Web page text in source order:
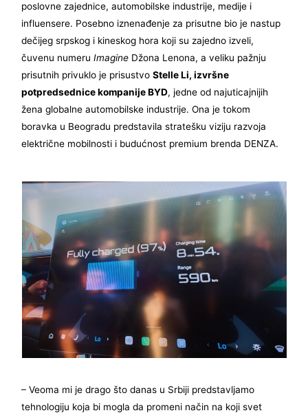
poslovne zajednice, automobilske industrije, medije i
influensere. Posebno iznenađenje za prisutne bio je nastup
dečijeg srpskog i kineskog hora koji su zajedno izveli,
čuvenu numeruImagine Džona Lenona, a veliku pažnju
prisutnih privuklo je prisustvoStelle Li, izvršne
potpredsednice kompanije BYD, jedne od najuticajnijih
žena globalne automobilske industrije. Ona je tokom
boravka u Beogradu predstavila stratešku viziju razvoja
električne mobilnosti i budućnost premium brenda DENZA.
– Veoma mi je drago što danas u Srbiji predstavljamo
tehnologiju koja bi mogla da promeni način na koji svet